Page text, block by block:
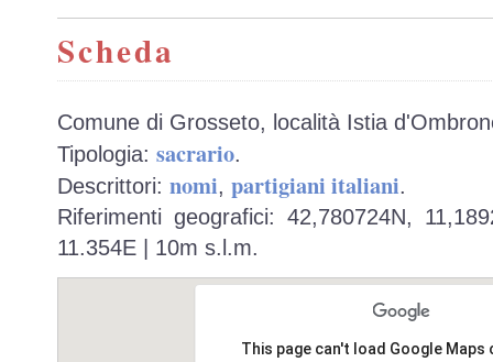
Scheda
Comune di Grosseto, località Istia
Tipologia: sacrario.
Descrittori: nomi, partigiani italiani.
Riferimenti geografici: 42,780724N,
11.354E | 10m s.l.m.
This page can't load Google